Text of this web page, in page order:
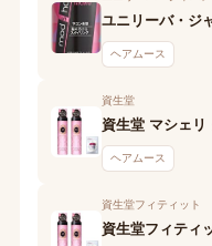
ヘアムース
資生堂
ヘアムース
資生堂フィティット